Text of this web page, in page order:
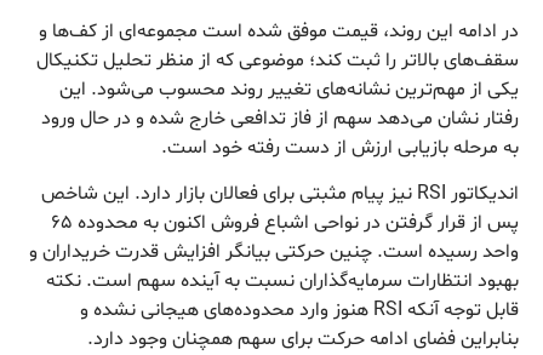
در ادامه این روند، قیمت موفق شده است مجموعه‌ای از کف‌ها و
سقف‌های بالاتر را ثبت کند؛ موضوعی که از منظر تحلیل تکنیکال
یکی از مهم‌ترین نشانه‌های تغییر روند محسوب می‌شود. این
رفتار نشان می‌دهد سهم از فاز تدافعی خارج شده و در حال ورود
به مرحله بازیابی ارزش از دست رفته خود است.
اندیکاتور RSI نیز پیام مثبتی برای فعالان بازار دارد. این شاخص
پس از قرار گرفتن در نواحی اشباع فروش اکنون به محدوده ۶۵
واحد رسیده است. چنین حرکتی بیانگر افزایش قدرت خریداران و
بهبود انتظارات سرمایه‌گذاران نسبت به آینده سهم است. نکته
قابل توجه آنکه RSI هنوز وارد محدوده‌های هیجانی نشده و
بنابراین فضای ادامه حرکت برای سهم همچنان وجود دارد.